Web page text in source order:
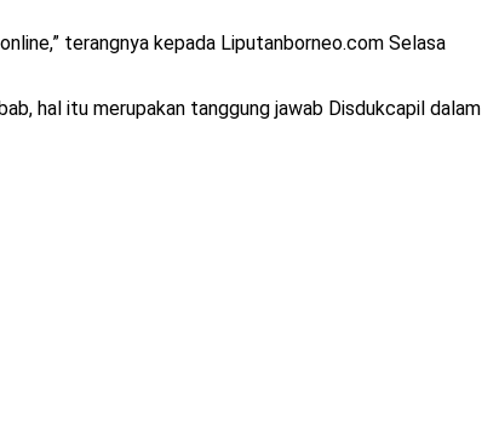
terangnya kepada Liputanborneo.com Selasa
hal itu merupakan tanggung jawab Disdukcapil dalam